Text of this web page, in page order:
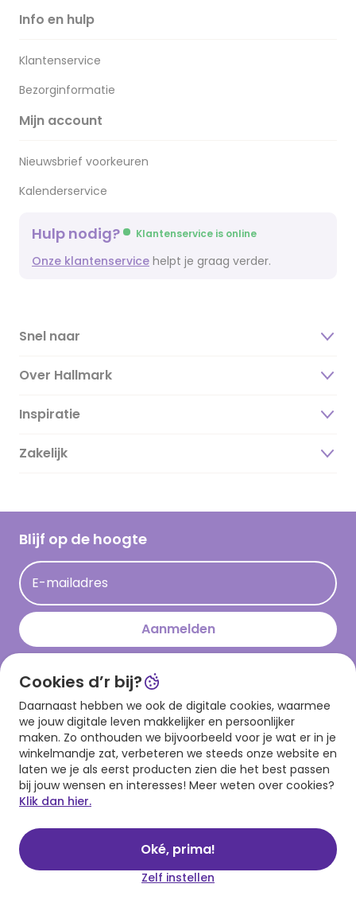
Info en hulp
Klantenservice
Bezorginformatie
Mijn account
Nieuwsbrief voorkeuren
Kalenderservice
Hulp nodig? Klantenservice is online
Onze klantenservice helpt je graag verder.
Snel naar
Over Hallmark
Over ons
Duurzaamheid
Hallmark Kaartclub
Acties
Persberichten
Hallmark en Kinderpostzegels
Inspiratie
Magazine
Cadeau inspiratie
Kaartinspiratie
Zakelijk
Blijf op de hoogte
E-mailadres
Aanmelden
Download onze app
Cookies d’r bij?
Daarnaast hebben we ook de digitale cookies, waarmee
we jouw digitale leven makkelijker en persoonlijker
maken. Zo onthouden we bijvoorbeeld voor je wat er in je
winkelmandje zat, verbeteren we steeds onze website en
laten we je als eerst producten zien die het best passen
bij jouw wensen en interesses! Meer weten over cookies?
Klik dan hier.
Oké, prima!
Zelf instellen